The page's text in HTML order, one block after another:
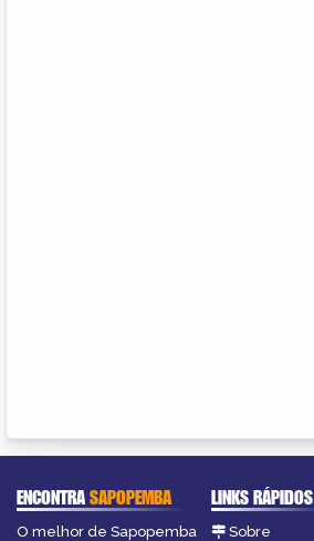
ENCONTRASAPOPEMBA
O melhor de Sapopemba
LINKS RÁPIDOS
Sobre